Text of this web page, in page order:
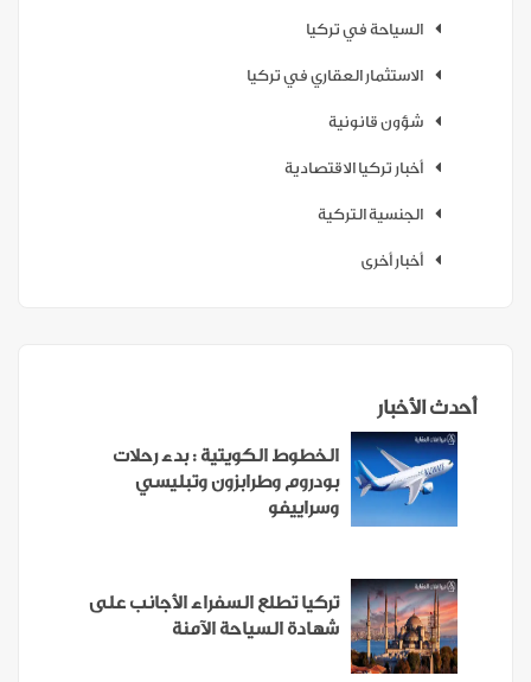
السياحة في تركيا
الاستثمار العقاري في تركيا
شؤون قانونية
أخبار تركيا الاقتصادية
الجنسية التركية
أخبار أخرى
أحدث الأخبار
الخطوط الكويتية : بدء رحلات
بودروم وطرابزون وتبليسي
وسراييفو
تركيا تطلع السفراء الأجانب على
شهادة السياحة الآمنة